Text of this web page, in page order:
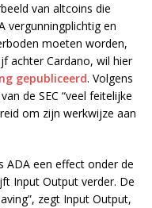
van altcoins die
vergunningplichtig en
moeten worden,
achter Cardano, wil hier
gepubliceerd. Volgens
de SEC “veel feitelijke
om zijn werkwijze aan
ADA een effect onder de
Input Output verder. De
zegt Input Output,